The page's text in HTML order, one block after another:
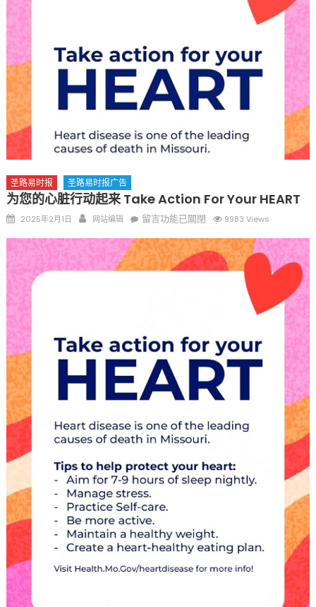
一晃三十年，初夏又相逢。中华日，等你来赴约 —— 密苏里植物
筝声与琴韵交汇：刘励(Li Statler)与钢琴家Darek演绎一场古筝
与钢琴的精彩对话
圣路易时报 圣路易时报广告
为您的心脏行动起来 Take Action For Your HEART
Posted
2025年2月1日 Author
网站编辑
在
您
的
起
Take
action
your
HEART〉
中
留言功能已關閉 9983 Views